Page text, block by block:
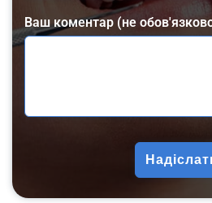
Ваш коментар (не